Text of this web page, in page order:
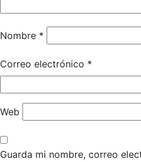
Nombre *
Correo electrónico *
Web
Guarda mi nombre, correo